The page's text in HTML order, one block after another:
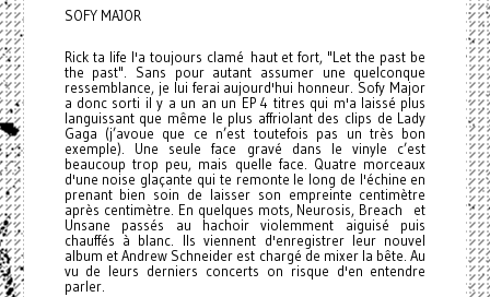
SOFY MAJOR
Rick ta life l'a toujours clamé haut et fort, "Let the past be
the past". Sans pour autant assumer une quelconque
ressemblance, je lui ferai aujourd'hui honneur. Sofy Major
a donc sorti il y a un an un EP 4 titres qui m'a laissé plus
languissant que même le plus affriolant des clips de Lady
Gaga (j’avoue que ce n’est toutefois pas un très bon
exemple). Une seule face gravé dans le vinyle c’est
beaucoup trop peu, mais quelle face. Quatre morceaux
d'une noise glaçante qui te remonte le long de l'échine en
prenant bien soin de laisser son empreinte centimètre
après centimètre. En quelques mots, Neurosis, Breach et
Unsane passés au hachoir violemment aiguisé puis
chauffés à blanc. Ils viennent d'enregistrer leur nouvel
album et Andrew Schneider est chargé de mixer la bête. Au
vu de leurs derniers concerts on risque d'en entendre
parler.